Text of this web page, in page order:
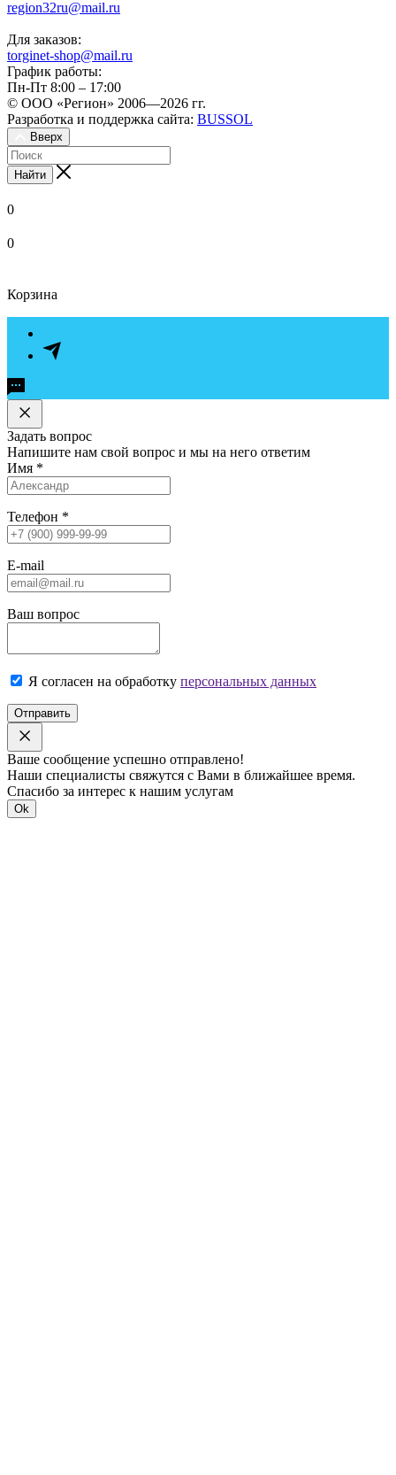
region32ru@mail.ru
Для заказов:
torginet-shop@mail.ru
График работы:
Пн-Пт 8:00 – 17:00
© ООО «Регион» 2006—2026 гг.
Разработка и поддержка сайта: BUSSOL
Вверх
Найти
0
0
Корзина
Задать вопрос
Напишите нам свой вопрос и мы на него ответим
Имя *
Телефон *
E-mail
Ваш вопрос
Я согласен на обработку персональных данных
Отправить
Ваше сообщение успешно отправлено!
Наши специалисты свяжутся с Вами в ближайшее время.
Спасибо за интерес к нашим услугам
Ok